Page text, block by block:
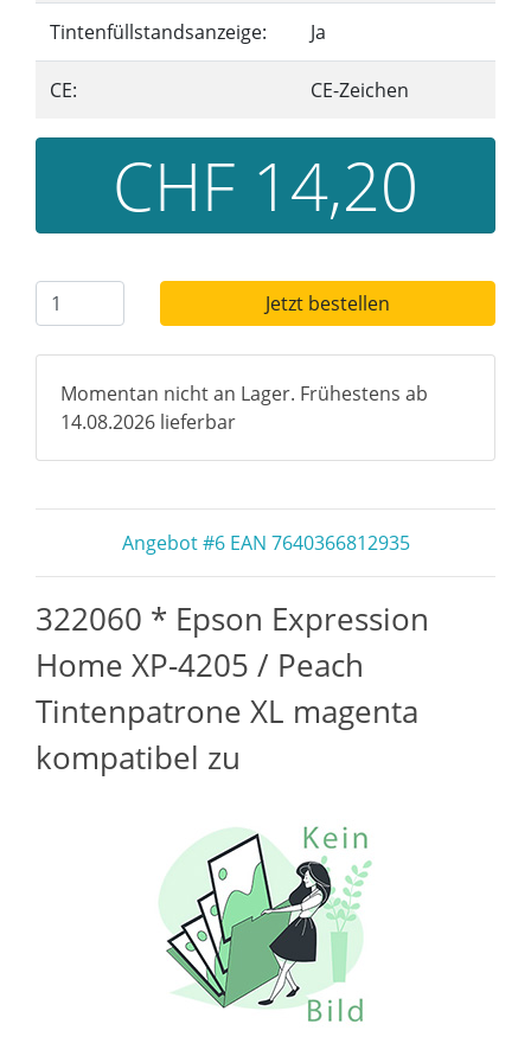
Tintenfüllstandsanzeige: Ja
CE: CE-Zeichen
CHF 14,20
Jetzt bestellen
Momentan nicht an Lager. Frühestens ab
14.08.2026 lieferbar
Angebot #6 EAN 7640366812935
322060 * Epson Expression
Home XP-4205 / Peach
Tintenpatrone XL magenta
kompatibel zu